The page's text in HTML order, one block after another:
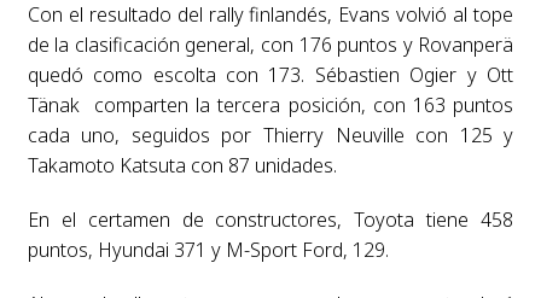
Con el resultado del rally finlandés, Evans volvió al tope
de la clasificación general, con 176 puntos y Rovanperä
quedó como escolta con 173. Sébastien Ogier y Ott
Tänak comparten la tercera posición, con 163 puntos
cada uno, seguidos por Thierry Neuville con 125 y
Takamoto Katsuta con 87 unidades.
En el certamen de constructores, Toyota tiene 458
puntos, Hyundai 371 y M-Sport Ford, 129.